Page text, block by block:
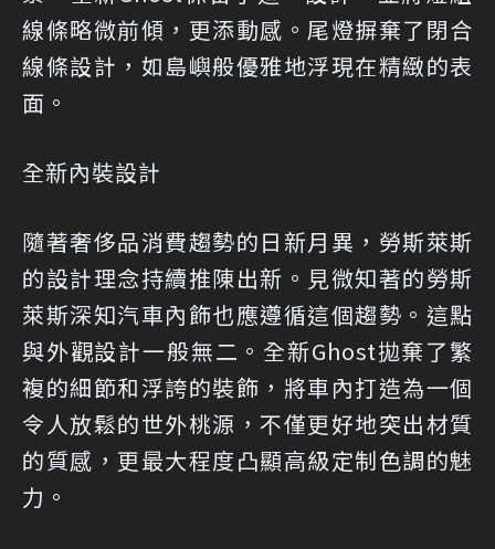
線條略微前傾，更添動感。尾燈摒棄了閉合
線條設計，如島嶼般優雅地浮現在精緻的表
面。
全新內裝設計
隨著奢侈品消費趨勢的日新月異，勞斯萊斯
的設計理念持續推陳出新。見微知著的勞斯
萊斯深知汽車內飾也應遵循這個趨勢。這點
與外觀設計一般無二。全新Ghost拋棄了繁
複的細節和浮誇的裝飾，將車內打造為一個
令人放鬆的世外桃源，不僅更好地突出材質
的質感，更最大程度凸顯高級定制色調的魅
力。